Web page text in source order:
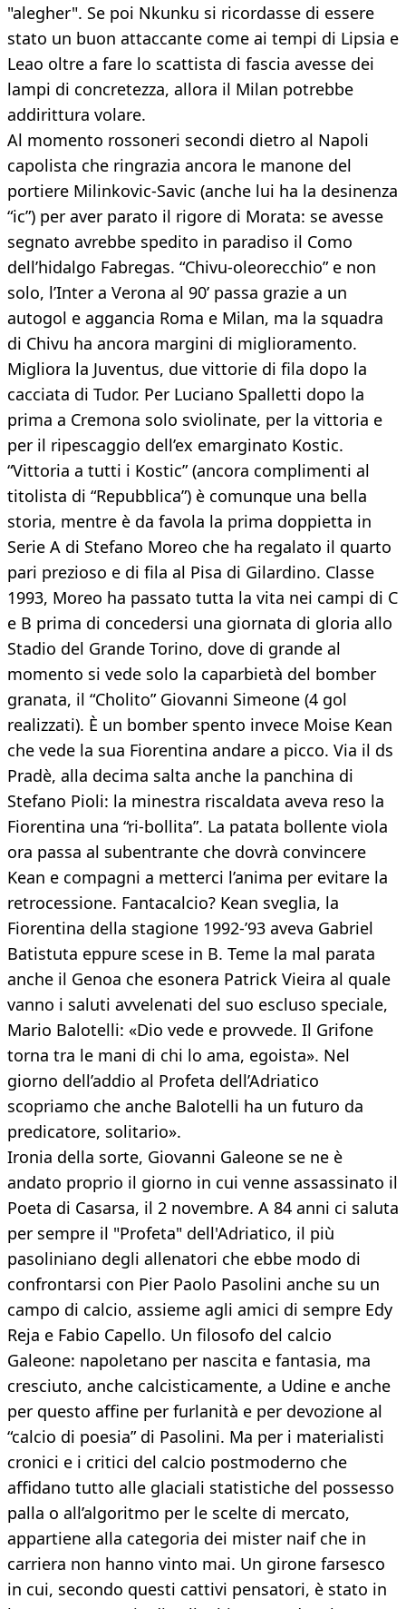
"alegher". Se poi Nkunku si ricordasse di essere
stato un buon attaccante come ai tempi di Lipsia e
Leao oltre a fare lo scattista di fascia avesse dei
lampi di concretezza, allora il Milan potrebbe
addirittura volare.
Al momento rossoneri secondi dietro al Napoli
capolista che ringrazia ancora le manone del
portiere Milinkovic-Savic (anche lui ha la desinenza
“ic”) per aver parato il rigore di Morata: se avesse
segnato avrebbe spedito in paradiso il Como
dell’hidalgo Fabregas. “Chivu-oleorecchio” e non
solo, l’Inter a Verona al 90’ passa grazie a un
autogol e aggancia Roma e Milan, ma la squadra
di Chivu ha ancora margini di miglioramento.
Migliora la Juventus, due vittorie di fila dopo la
cacciata di Tudor. Per Luciano Spalletti dopo la
prima a Cremona solo sviolinate, per la vittoria e
per il ripescaggio dell’ex emarginato Kostic.
“Vittoria a tutti i Kostic” (ancora complimenti al
titolista di “Repubblica”) è comunque una bella
storia, mentre è da favola la prima doppietta in
Serie A di Stefano Moreo che ha regalato il quarto
pari prezioso e di fila al Pisa di Gilardino. Classe
1993, Moreo ha passato tutta la vita nei campi di C
e B prima di concedersi una giornata di gloria allo
Stadio del Grande Torino, dove di grande al
momento si vede solo la caparbietà del bomber
granata, il “Cholito” Giovanni Simeone (4 gol
realizzati). È un bomber spento invece Moise Kean
che vede la sua Fiorentina andare a picco. Via il ds
Pradè, alla decima salta anche la panchina di
Stefano Pioli: la minestra riscaldata aveva reso la
Fiorentina una “ri-bollita”. La patata bollente viola
ora passa al subentrante che dovrà convincere
Kean e compagni a metterci l’anima per evitare la
retrocessione. Fantacalcio? Kean sveglia, la
Fiorentina della stagione 1992-’93 aveva Gabriel
Batistuta eppure scese in B. Teme la mal parata
anche il Genoa che esonera Patrick Vieira al quale
vanno i saluti avvelenati del suo escluso speciale,
Mario Balotelli: «Dio vede e provvede. Il Grifone
torna tra le mani di chi lo ama, egoista». Nel
giorno dell’addio al Profeta dell’Adriatico
scopriamo che anche Balotelli ha un futuro da
predicatore, solitario».
Ironia della sorte, Giovanni Galeone se ne è
andato proprio il giorno in cui venne assassinato il
Poeta di Casarsa, il 2 novembre. A 84 anni ci saluta
per sempre il "Profeta" dell'Adriatico, il più
pasoliniano degli allenatori che ebbe modo di
confrontarsi con Pier Paolo Pasolini anche su un
campo di calcio, assieme agli amici di sempre Edy
Reja e Fabio Capello. Un filosofo del calcio
Galeone: napoletano per nascita e fantasia, ma
cresciuto, anche calcisticamente, a Udine e anche
per questo affine per furlanità e per devozione al
“calcio di poesia” di Pasolini. Ma per i materialisti
cronici e i critici del calcio postmoderno che
affidano tutto alle glaciali statistiche del possesso
palla o all’algoritmo per le scelte di mercato,
appartiene alla categoria dei mister naif che in
carriera non hanno vinto mai. Un girone farsesco
in cui, secondo questi cattivi pensatori, è stato in